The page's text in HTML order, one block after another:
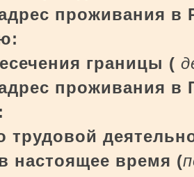
проживания в
границы (
проживания в
:
трудовой
настоящее время (